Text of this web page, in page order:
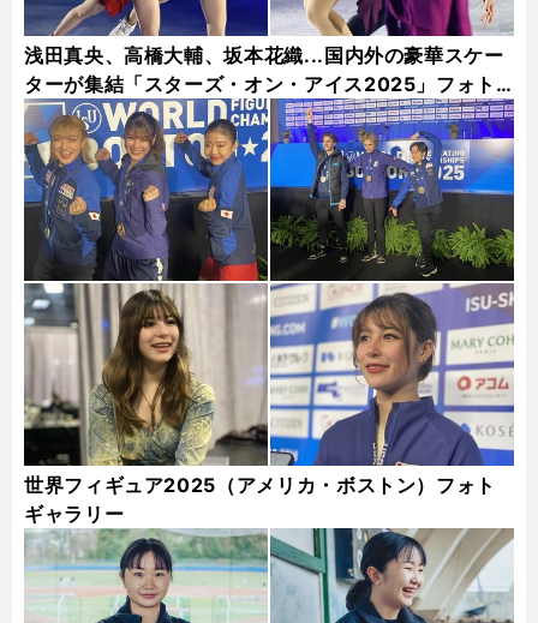
浅田真央、高橋大輔、坂本花織...国内外の豪華スケー
ターが集結「スターズ・オン・アイス2025」フォト
ギャラリー
世界フィギュア2025（アメリカ・ボストン）フォト
ギャラリー